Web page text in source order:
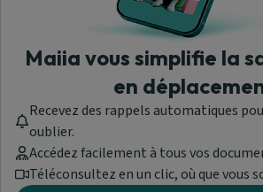
Maiia vous simplifie la
en
Recevez des rappels automatiques
oublier.
Accédez facilement à tous vos
Téléconsultez en un clic, où que vous